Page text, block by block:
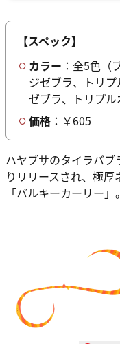
【スペック】
カラー ：全5色（
ジゼブラ、トリ
ゼブラ、トリプル
価格 ：￥605
ハヤブサのタイラバブ
りリリースされ、極
「バルキーカーリー」。